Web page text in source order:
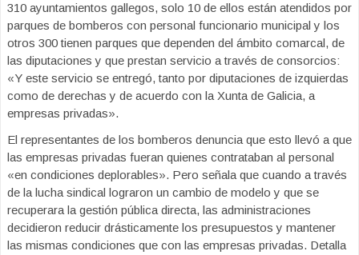
310 ayuntamientos gallegos, solo 10 de ellos están atendidos por
parques de bomberos con personal funcionario municipal y los
otros 300 tienen parques que dependen del ámbito comarcal, de
las diputaciones y que prestan servicio a través de consorcios:
«Y este servicio se entregó, tanto por diputaciones de izquierdas
como de derechas y de acuerdo con la Xunta de Galicia, a
empresas privadas».
El representantes de los bomberos denuncia que esto llevó a que
las empresas privadas fueran quienes contrataban al personal
«en condiciones deplorables». Pero señala que cuando a través
de la lucha sindical lograron un cambio de modelo y que se
recuperara la gestión pública directa, las administraciones
decidieron reducir drásticamente los presupuestos y mantener
las mismas condiciones que con las empresas privadas. Detalla